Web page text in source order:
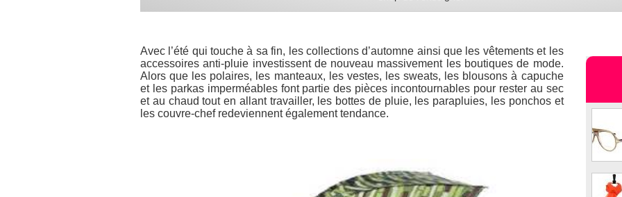
Avec l’été qui touche à sa fin, les collections d’automne ainsi que les vêtements et les
accessoires anti-pluie investissent de nouveau massivement les boutiques de mode.
Alors que les polaires, les manteaux, les vestes, les sweats, les blousons à capuche
et les parkas imperméables font partie des pièces incontournables pour rester au sec
et au chaud tout en allant travailler, les bottes de pluie, les parapluies, les ponchos et
les couvre-chef redeviennent également tendance.